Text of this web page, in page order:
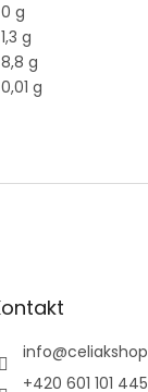
0 g
1,3 g
8,8 g
0,01 g
info@
+420 601 101 445